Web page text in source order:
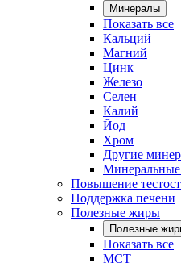
Минералы
Показать все
Кальций
Магний
Цинк
Железо
Селен
Калий
Йод
Хром
Другие
Повышение
Поддержка печени
Полезные жиры
Полезные
Показать все
MCT